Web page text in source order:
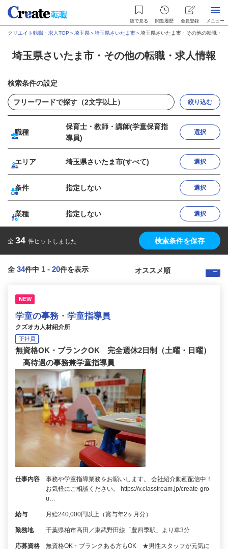
後で見る 閲覧履歴 会員登録 メニュー
クリエイト転職・求人TOP ＞埼玉県＞埼玉県さいたま市＞埼玉県さいたま市・その他の転職・求
埼玉県さいたま市・その他の転職・求人情報
検索条件の設定
絞り込む
職種
保育士・教師・講師(学童保育指
導員)
選択
エリア 埼玉県さいたま市(すべて) 選択
条件 指定しない 選択
業種 指定しない 選択
全 34 件ヒットしました 検索条件を保存
全 34件中 1 - 20件を表示
NEW
学童の事務・学童指導員
クズオカ人材紹介所
正社員
無資格OK・ブランクOK 完全週休2日制（土曜・日曜）
高待遇の事務兼学童指導員
仕事内容
事務や学童指導業務をお願いします。 会社紹介動画配信中！
お気軽にご相談ください。 https://v.classtream.jp/create-gro
u…
給与 月給240,000円以上（賞与年2ヶ月分）
勤務地 千葉県柏市高田／東武野田線「豊四季駅」より車3分
応募資格
無資格OK・ブランクある方もOK ★男性スタッフが元気に